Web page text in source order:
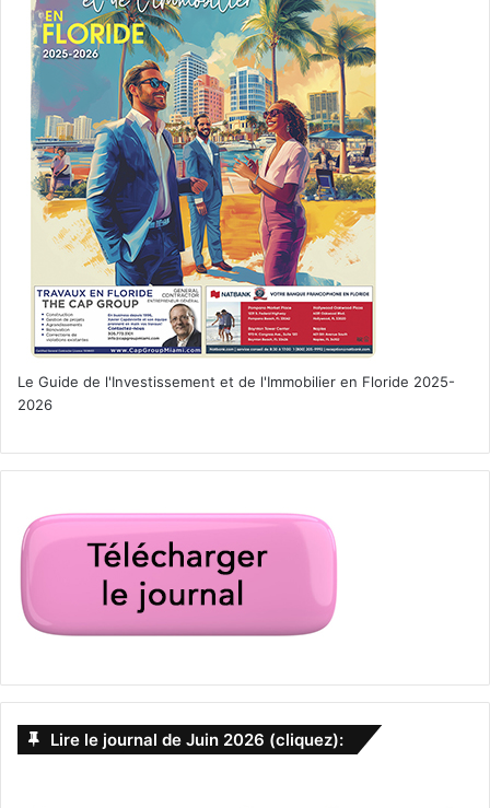
– S’il est reconnu coupable d’un crime ou délit, l’ex-
président doit alors, en théorie, être poursuivi lors d’une
procédure pénale.
(1)Wikipedia résume très bien l’affaire, en citant toutes
ses sources
Voir aussi :
Nos articles sur l’élection présidentielle américaine de
2020
Le Guide de l'Investissement et de l'Immobilier en Floride 2025-
2026
Lire le journal de Juin 2026 (cliquez):